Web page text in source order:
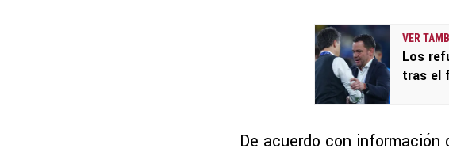
VER
Los
tras el
De acuerdo con información